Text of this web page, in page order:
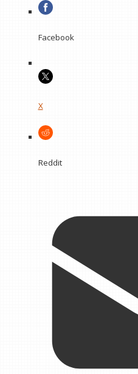
Facebook
X
Reddit